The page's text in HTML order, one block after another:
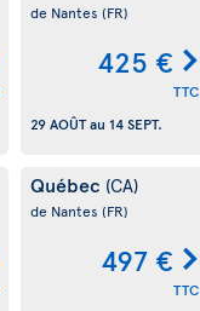
de Nantes (FR)
425 €
TTC
29 AOÛTau 14 SEPT.
Québec (CA)
de Nantes (FR)
497 €
TTC